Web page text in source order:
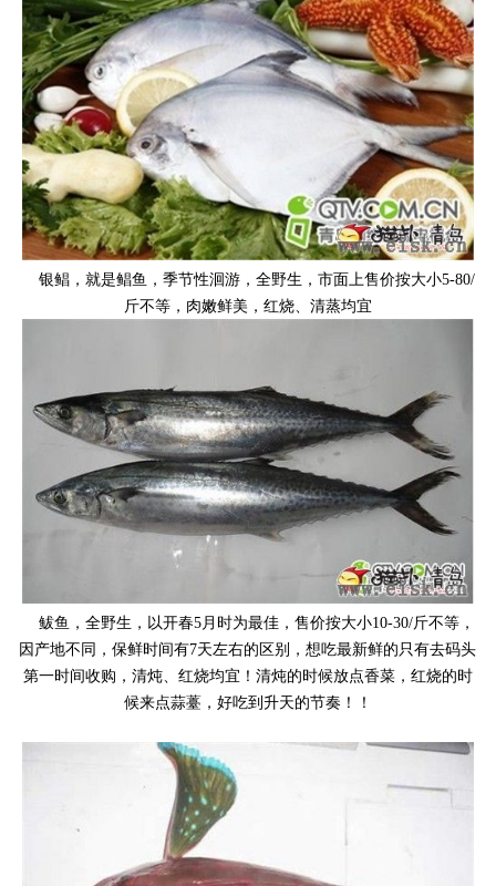
银鲳，就是鲳鱼，季节性洄游，全野生，市面上售价按大小5-80/
斤不等，肉嫩鲜美，红烧、清蒸均宜
鲅鱼，全野生，以开春5月时为最佳，售价按大小10-30/斤不等，
因产地不同，保鲜时间有7天左右的区别，想吃最新鲜的只有去码头
第一时间收购，清炖、红烧均宜！清炖的时候放点香菜，红烧的时
候来点蒜薹，好吃到升天的节奏！！